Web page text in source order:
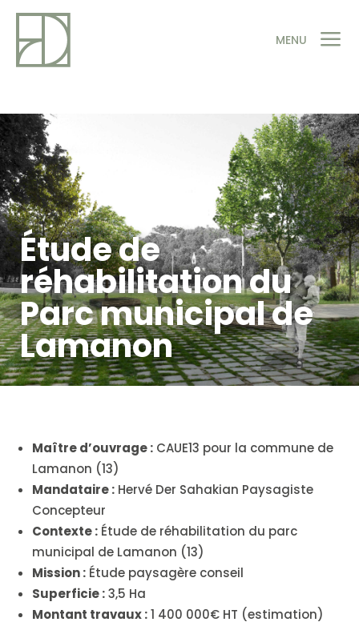
MENU a
Étude de
réhabilitation du
Parc municipal de
Lamanon
Maître d’ouvrage : CAUE13 pour la commune de
Lamanon (13)
Mandataire : Hervé Der Sahakian Paysagiste
Concepteur
Contexte : Étude de réhabilitation du parc
municipal de Lamanon (13)
Mission : Étude paysagère conseil
Superficie :3,5 Ha
Montant travaux :1 400 000€ HT (estimation)